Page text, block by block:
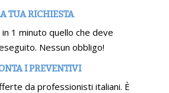
TUA RICHIESTA
1 minuto quello che deve
Nessun obbligo!
I PREVENTIVI
da professionisti italiani. È